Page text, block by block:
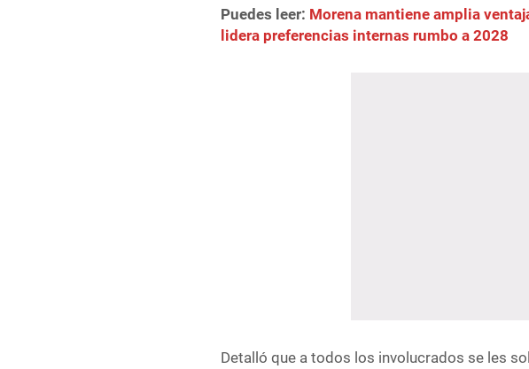
Puedes leer: Morena mantiene amplia
lidera preferencias internas rumbo a 2028
Detalló que a todos los involucrados se les